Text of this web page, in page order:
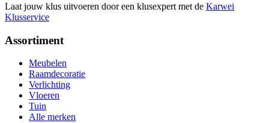
Laat jouw klus uitvoeren door een klusexpert met de Karwei
Klusservice
Assortiment
Meubelen
Raamdecoratie
Verlichting
Vloeren
Tuin
Alle merken